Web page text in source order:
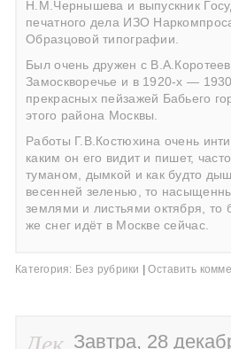
Н.М.Чернышева и выпускник
печатного дела ИЗО
Образцовой типографии.
Был очень дружен с
Замоскворечье и в 1920-х —
прекрасных пейзажей Бабьего
этого района Москвы.
Работы Г.В.Костюхина очень
каким он его видит и пишет,
туманом, дымкой и как будто
весенней зеленью, то
землями и листьями октября, то
же снег идёт в Москве сейчас.
Категория: Без рубрики Оставить
Завтра, 28